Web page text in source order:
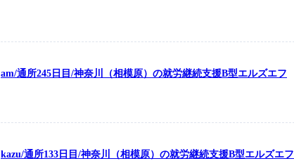
am/通所245日目/神奈川（相模原）の就労継続支援B型エルズエフ
kazu/通所133日目/神奈川（相模原）の就労継続支援B型エルズエフ